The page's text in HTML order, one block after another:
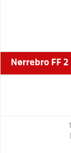
Nørrebro FF 2